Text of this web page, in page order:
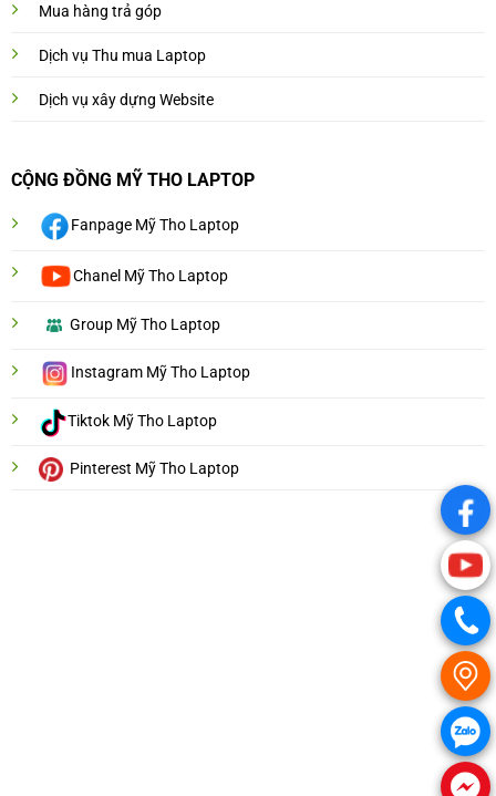
Mua hàng trả góp
Dịch vụ Thu mua Laptop
Dịch vụ xây dựng Website
CỘNG ĐỒNG MỸ THO LAPTOP
Fanpage Mỹ Tho Laptop
Chanel Mỹ Tho Laptop
Group Mỹ Tho Laptop
Instagram Mỹ Tho Laptop
Tiktok Mỹ Tho Laptop
Pinterest Mỹ Tho Laptop
.
.
.
.
.
.